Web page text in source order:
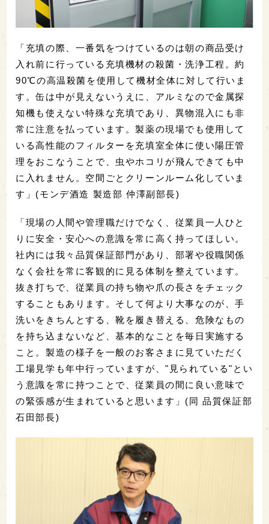
「充填の際、一番気をつけているのは朝の商品受け
入れ前に行っている充填機材の殺菌・洗浄工程。約
90℃の高温殺菌を使用して機材全体に対して行いま
す。缶は中が見えないうえに、アルミなので金属探
知機も使えない特殊な充填であり、異物混入にも非
常に注意を払っています。製薬の現場でも使用して
いる高性能のフィルターを充填室全体に使い陽圧管
理をおこなうことで、虫やホコリが飛んできても中
に入れません。空間ごとクリーンルーム化していま
す」(モンデ酒造 製造部 仲澤副部長)
「現場の人間や管理職だけでなく、従業員一人ひと
りに安全・安心への意識を常に高く持ってほしい。
社内には我々品質保証部門があり、部署や役職関係
なく会社を常に客観的に見る体制を整えています。
抜き打ちで、従業員の持ち物や爪の長さをチェック
することもあります。そして何より大事なのが、手
洗いをきちんとする、靴を履き替える、危険なもの
を持ち込まないなど、基本的なことを毎日実施する
こと。製造の様子を一般のお客さまに見ていただく
工場見学も年中行っていますが、"見られている"とい
う意識を常に持つことで、従業員の間に良い意味で
の緊張感が生まれていると思います」(同 品質保証部
石田部長)